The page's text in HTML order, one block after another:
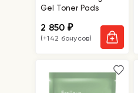
Gel Toner Pads
2 850₽
(+142 бонусов)